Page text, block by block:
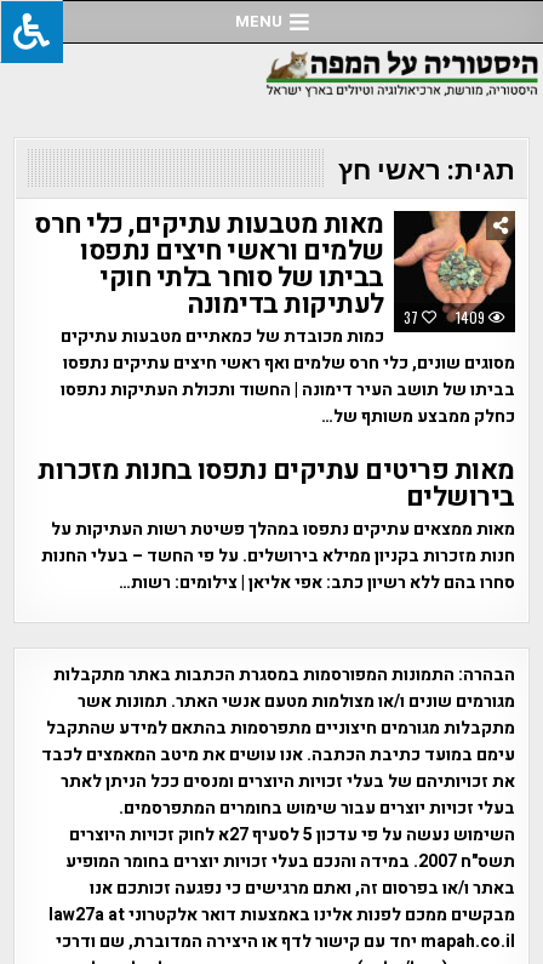
to
content
MENU
תגית: ראשי חץ
37 1409
מאות מטבעות עתיקים, כלי חרס
שלמים וראשי חיצים נתפסו
בביתו של סוחר בלתי חוקי
לעתיקות בדימונה
כמות מכובדת של כמאתיים מטבעות עתיקים
מסוגים שונים, כלי חרס שלמים ואף ראשי חיצים עתיקים נתפסו
בביתו של תושב העיר דימונה | החשוד ותכולת העתיקות נתפסו
כחלק ממבצע משותף של…
מאות פריטים עתיקים נתפסו בחנות מזכרות
בירושלים
מאות ממצאים עתיקים נתפסו במהלך פשיטת רשות העתיקות על
חנות מזכרות בקניון ממילא בירושלים. על פי החשד – בעלי החנות
סחרו בהם ללא רשיון כתב: אפי אליאן | צילומים: רשות…
הבהרה: התמונות המפורסמות במסגרת הכתבות באתר מתקבלות
מגורמים שונים ו/או מצולמות מטעם אנשי האתר. תמונות אשר
מתקבלות מגורמים חיצוניים מתפרסמות בהתאם למידע שהתקבל
עימם במועד כתיבת הכתבה. אנו עושים את מיטב המאמצים לכבד
את זכויותיהם של בעלי זכויות היוצרים ומנסים ככל הניתן לאתר
בעלי זכויות יוצרים עבור שימוש בחומרים המתפרסמים.
השימוש נעשה על פי עדכון 5 לסעיף 27א לחוק זכויות היוצרים
תשס"ח 2007. במידה והנכם בעלי זכויות יוצרים בחומר המופיע
באתר ו/או בפרסום זה, ואתם מרגישים כי נפגעה זכותכם אנו
מבקשים ממכם לפנות אלינו באמצעות דואר אלקטרוני law27a at
mapah.co.il יחד עם קישור לדף או היצירה המדוברת, שם ודרכי